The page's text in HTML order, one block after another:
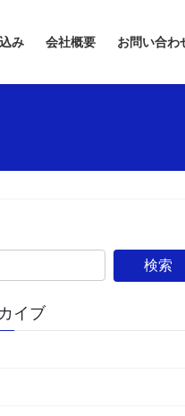
み 会社概要 お問い合わ
イブ